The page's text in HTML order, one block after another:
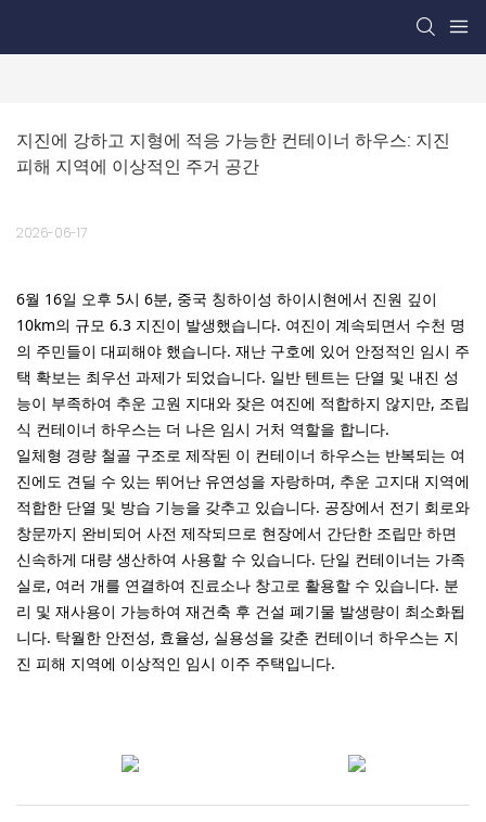
지진에 강하고 지형에 적응 가능한 컨테이너 하우스: 지진
피해 지역에 이상적인 주거 공간
2026-06-17
6월 16일 오후 5시 6분, 중국 칭하이성 하이시현에서 진원 깊이
10km의 규모 6.3 지진이 발생했습니다. 여진이 계속되면서 수천 명
의 주민들이 대피해야 했습니다. 재난 구호에 있어 안정적인 임시 주
택 확보는 최우선 과제가 되었습니다. 일반 텐트는 단열 및 내진 성
능이 부족하여 추운 고원 지대와 잦은 여진에 적합하지 않지만, 조립
식 컨테이너 하우스는 더 나은 임시 거처 역할을 합니다.
일체형 경량 철골 구조로 제작된 이 컨테이너 하우스는 반복되는 여
진에도 견딜 수 있는 뛰어난 유연성을 자랑하며, 추운 고지대 지역에
적합한 단열 및 방습 기능을 갖추고 있습니다. 공장에서 전기 회로와
창문까지 완비되어 사전 제작되므로 현장에서 간단한 조립만 하면
신속하게 대량 생산하여 사용할 수 있습니다. 단일 컨테이너는 가족
실로, 여러 개를 연결하여 진료소나 창고로 활용할 수 있습니다. 분
리 및 재사용이 가능하여 재건축 후 건설 폐기물 발생량이 최소화됩
니다. 탁월한 안전성, 효율성, 실용성을 갖춘 컨테이너 하우스는 지
진 피해 지역에 이상적인 임시 이주 주택입니다.